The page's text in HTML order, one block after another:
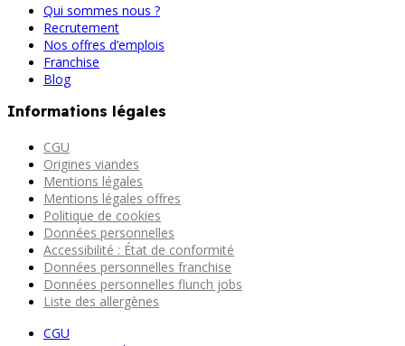
Qui sommes nous ?
Recrutement
Nos offres d’emplois
Franchise
Blog
Informations légales
CGU
Origines viandes
Mentions légales
Mentions légales offres
Politique de cookies
Données personnelles
Accessibilité : État de conformité
Données personnelles franchise
Données personnelles flunch jobs
Liste des allergènes
CGU